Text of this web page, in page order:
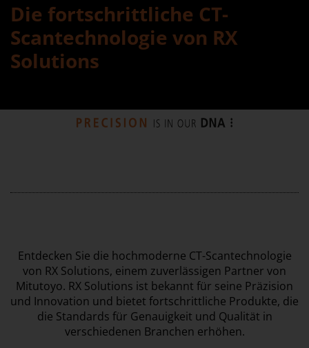
Die fortschrittliche CT-
Scantechnologie von RX
Solutions
Entdecken Sie die hochmoderne CT-Scantechnologie
von RX Solutions, einem zuverlässigen Partner von
Mitutoyo. RX Solutions ist bekannt für seine Präzision
und Innovation und bietet fortschrittliche Produkte, die
die Standards für Genauigkeit und Qualität in
verschiedenen Branchen erhöhen.